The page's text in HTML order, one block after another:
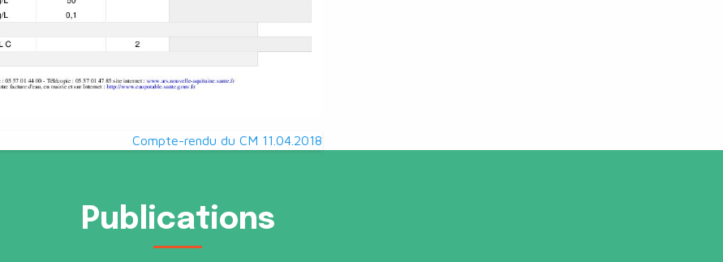
Compte-rendu du CM 11.04.2018
Publications